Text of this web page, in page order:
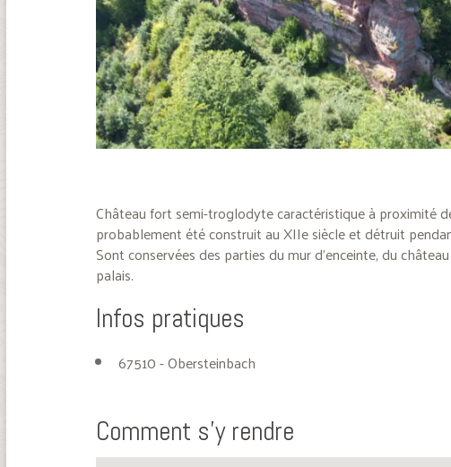
Château fort semi-troglodyte caractéristique à proximité
probablement été construit au XIIe siècle et détruit
Sont conservées des parties du mur d’enceinte, du
palais.
Infos pratiques
67510 - Obersteinbach
Comment s'y rendre